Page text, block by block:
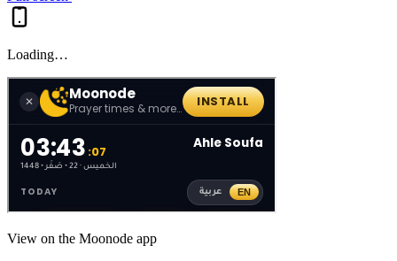
Loading…
View on the Moonode app